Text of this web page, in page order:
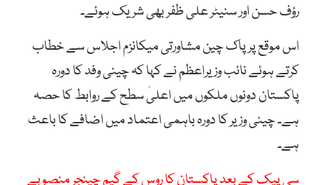
رؤف حسن اور سنیٹر علی ظفر بھی شریک ہوئے۔
اس موقع پر پاک چین مشاورتی میکانزم اجلاس سے خطاب
کرتے ہوئے نائب وزیراعظم نے کہا کہ چینی وفد کا دورہ
پاکستان دونوں ملکوں میں اعلیٰ سطح کے روابط کا حصہ
ہے۔ چینی وزیر کا دورہ باہمی اعتماد میں اضافے کا باعث
ہے۔
سی پیک کے بعد پاکستان کا روس کے گیم چینجر منصوبے